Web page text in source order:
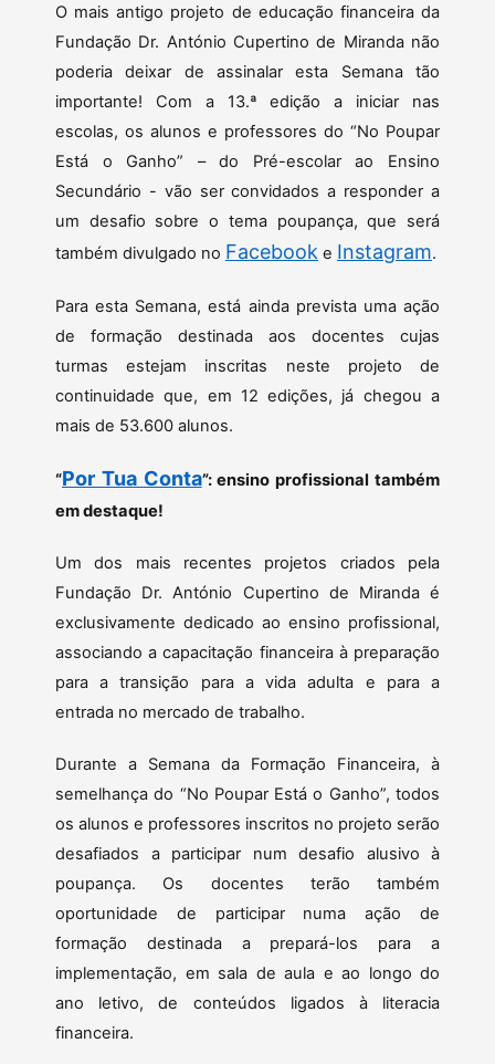
O mais antigo projeto de educação financeira da
Fundação Dr. António Cupertino de Miranda não
poderia deixar de assinalar esta Semana tão
importante! Com a 13.ª edição a iniciar nas
escolas, os alunos e professores do “No Poupar
Está o Ganho” – do Pré-escolar ao Ensino
Secundário - vão ser convidados a responder a
um desafio sobre o tema poupança, que será
também divulgado no Facebook e Instagram.
Para esta Semana, está ainda prevista uma ação
de formação destinada aos docentes cujas
turmas estejam inscritas neste projeto de
continuidade que, em 12 edições, já chegou a
mais de 53.600 alunos.
“Por Tua Conta”: ensino profissional também
em destaque!
Um dos mais recentes projetos criados pela
Fundação Dr. António Cupertino de Miranda é
exclusivamente dedicado ao ensino profissional,
associando a capacitação financeira à preparação
para a transição para a vida adulta e para a
entrada no mercado de trabalho.
Durante a Semana da Formação Financeira, à
semelhança do “No Poupar Está o Ganho”, todos
os alunos e professores inscritos no projeto serão
desafiados a participar num desafio alusivo à
poupança. Os docentes terão também
oportunidade de participar numa ação de
formação destinada a prepará-los para a
implementação, em sala de aula e ao longo do
ano letivo, de conteúdos ligados à literacia
financeira.